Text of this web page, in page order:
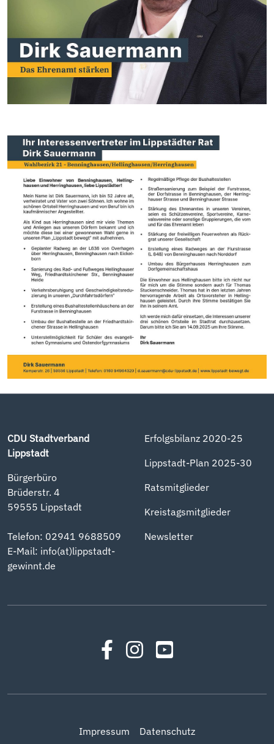
CDU Stadtverband
Lippstadt
Bürgerbüro
Brüderstr. 4
59555 Lippstadt
Telefon: 02941 9688509
E-Mail: info(at)lippstadt-
gewinnt.de
Erfolgsbilanz 2020-25
Lippstadt-Plan 2025-30
Ratsmitglieder
Kreistagsmitglieder
Newsletter
Impressum Datenschutz